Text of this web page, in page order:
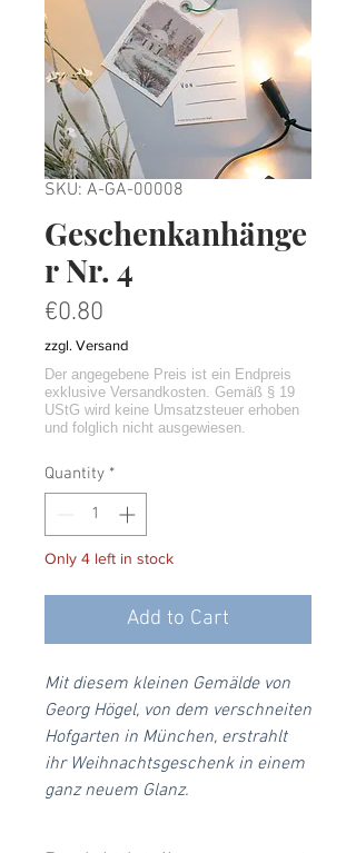
SKU: A-GA-00008
Geschenkanhänge
r Nr. 4
€0.80
zzgl. Versand
Quantity *
Only 4 left in stock
Add to Cart
Mit diesem kleinen Gemälde von
Georg Högel, von dem verschneiten
Hofgarten in München, erstrahlt
ihr Weihnachtsgeschenk in einem
ganz neuem Glanz.